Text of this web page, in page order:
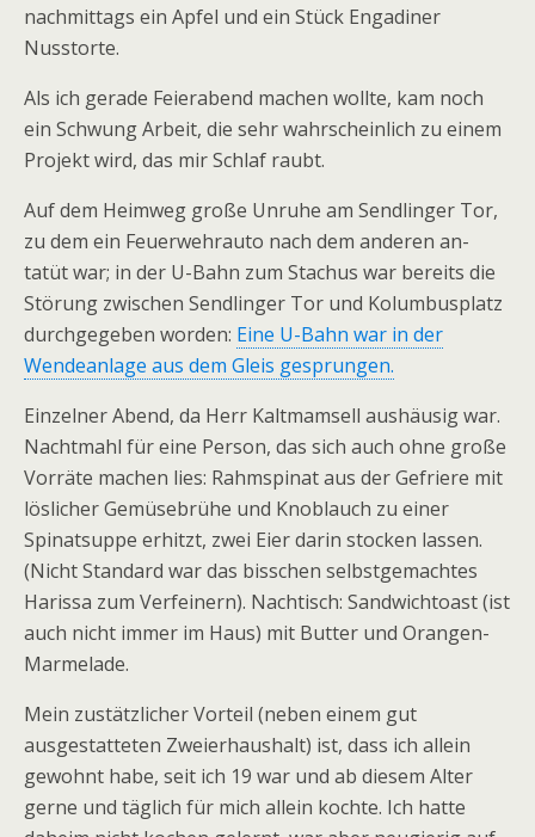
nachmittags ein Apfel und ein Stück Engadiner
Nusstorte.
Als ich gerade Feierabend machen wollte, kam noch
ein Schwung Arbeit, die sehr wahrscheinlich zu einem
Projekt wird, das mir Schlaf raubt.
Auf dem Heimweg große Unruhe am Sendlinger Tor,
zu dem ein Feuerwehrauto nach dem anderen an-
tatüt war; in der U-Bahn zum Stachus war bereits die
Störung zwischen Sendlinger Tor und Kolumbusplatz
durchgegeben worden: Eine U-Bahn war in der
Wendeanlage aus dem Gleis gesprungen.
Einzelner Abend, da Herr Kaltmamsell aushäusig war.
Nachtmahl für eine Person, das sich auch ohne große
Vorräte machen lies: Rahmspinat aus der Gefriere mit
löslicher Gemüsebrühe und Knoblauch zu einer
Spinatsuppe erhitzt, zwei Eier darin stocken lassen.
(Nicht Standard war das bisschen selbstgemachtes
Harissa zum Verfeinern). Nachtisch: Sandwichtoast (ist
auch nicht immer im Haus) mit Butter und Orangen-
Marmelade.
Mein zustätzlicher Vorteil (neben einem gut
ausgestatteten Zweierhaushalt) ist, dass ich allein
gewohnt habe, seit ich 19 war und ab diesem Alter
gerne und täglich für mich allein kochte. Ich hatte